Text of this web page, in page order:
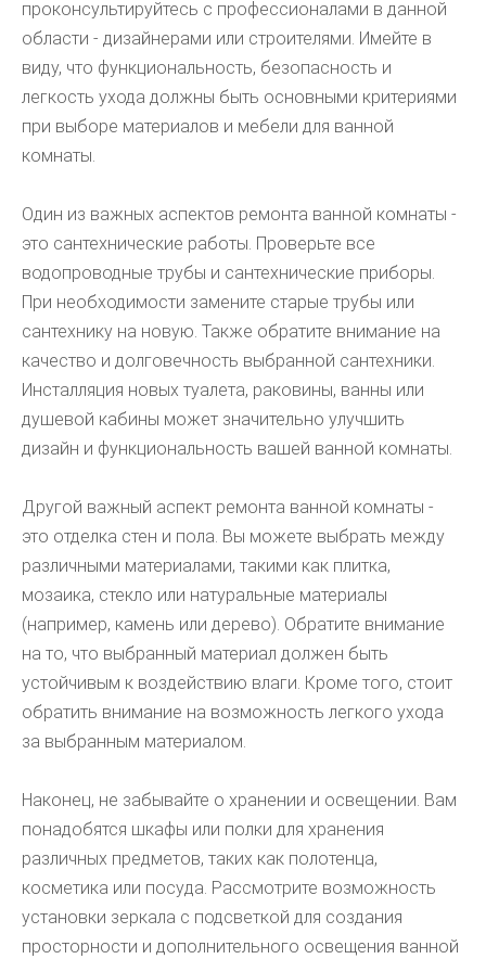
проконсультируйтесь с профессионалами в данной
области - дизайнерами или строителями. Имейте в
виду, что функциональность, безопасность и
легкость ухода должны быть основными критериями
при выборе материалов и мебели для ванной
комнаты.
Один из важных аспектов ремонта ванной комнаты -
это сантехнические работы. Проверьте все
водопроводные трубы и сантехнические приборы.
При необходимости замените старые трубы или
сантехнику на новую. Также обратите внимание на
качество и долговечность выбранной сантехники.
Инсталляция новых туалета, раковины, ванны или
душевой кабины может значительно улучшить
дизайн и функциональность вашей ванной комнаты.
Другой важный аспект ремонта ванной комнаты -
это отделка стен и пола. Вы можете выбрать между
различными материалами, такими как плитка,
мозаика, стекло или натуральные материалы
(например, камень или дерево). Обратите внимание
на то, что выбранный материал должен быть
устойчивым к воздействию влаги. Кроме того, стоит
обратить внимание на возможность легкого ухода
за выбранным материалом.
Наконец, не забывайте о хранении и освещении. Вам
понадобятся шкафы или полки для хранения
различных предметов, таких как полотенца,
косметика или посуда. Рассмотрите возможность
установки зеркала с подсветкой для создания
просторности и дополнительного освещения ванной